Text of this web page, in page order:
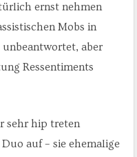
ernst nehmen
Mobs in
aber
Ressentiments
sehr hip treten
auf – sie ehemalige